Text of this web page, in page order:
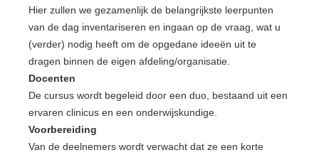
Hier zullen we gezamenlijk de belangrijkste leerpunten
van de dag inventariseren en ingaan op de vraag, wat u
(verder) nodig heeft om de opgedane ideeën uit te
dragen binnen de eigen afdeling/organisatie.
Docenten
De cursus wordt begeleid door een duo, bestaand uit een
ervaren clinicus en een onderwijskundige.
Voorbereiding
Van de deelnemers wordt verwacht dat ze een korte